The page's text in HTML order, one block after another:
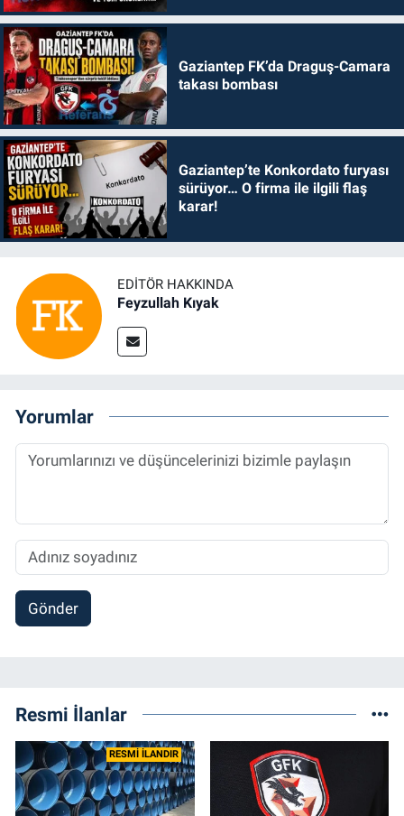
Gaziantep FK’da Draguş-Camara
takası bombası
Gaziantep’te Konkordato furyası
sürüyor… O firma ile ilgili flaş
karar!
EDITÖR HAKKINDA
Feyzullah Kıyak
Yorumlar
Gönder
Resmi İlanlar
RESMİ İLANDIR